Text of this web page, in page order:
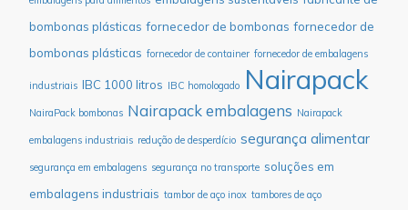
bombonas plásticas fornecedor de bombonas fornecedor de
bombonas plásticas fornecedor de container fornecedor de embalagens
industriais IBC 1000 litros IBC homologado Nairapack
NairaPack bombonas Nairapack embalagens Nairapack
embalagens industriais redução de desperdício segurança alimentar
segurança em embalagens segurança no transporte soluções em
embalagens industriais tambor de aço inox tambores de aço